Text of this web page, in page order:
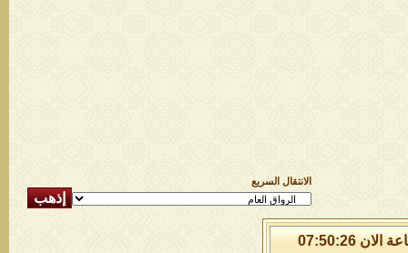
الانتقال السريع
الخميس 6 من اغسطس 2026 , الساعة الان 07:50:26